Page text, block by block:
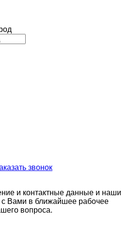
звонок
и контактные данные и наши
с Вами в ближайшее рабочее
вопроса.